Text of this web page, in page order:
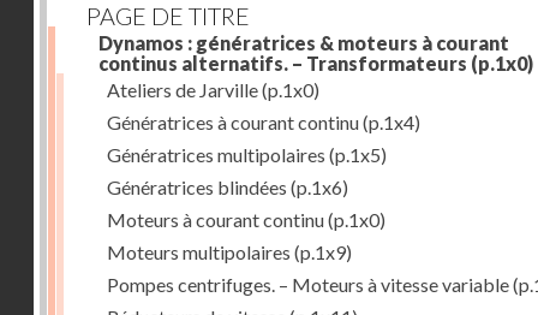
PAGE DE TITRE
Dynamos : génératrices & moteurs à courant
continus alternatifs. – Transformateurs (p.1x0)
Ateliers de Jarville(p.1x0)
Génératrices à courant continu(p.1x4)
Génératrices multipolaires (p.1x5)
Génératrices blindées (p.1x6)
Moteurs à courant continu(p.1x0)
Moteurs multipolaires (p.1x9)
Pompes centrifuges. – Moteurs à vitesse variable